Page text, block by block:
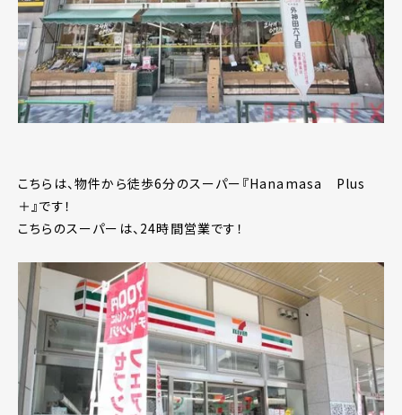
こちらは、物件から徒歩6分のスーパー『Hanamasa Plus
＋』です！
こちらのスーパーは、24時間営業です！